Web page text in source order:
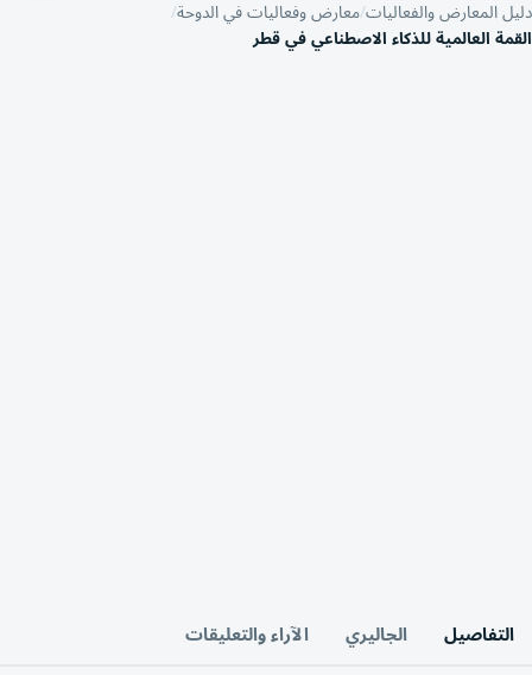
دليل المعارض والفعالياتمعارض وفعاليات في الدوحة
القمة العالمية للذكاء الاصطناعي في قطر
التفاصيل الجاليري الآراء والتعليقات